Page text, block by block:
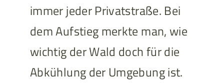
immer jeder Privatstraße. Bei
dem Aufstieg merkte man, wie
wichtig der Wald doch für die
Abkühlung der Umgebung ist.